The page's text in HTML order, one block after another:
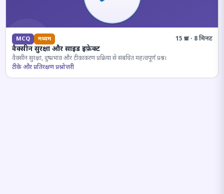
MCQ मध्यम 15 प्रश्न · 8 मिनट
वैक्सीन सुरक्षा और साइड इफ़ेक्ट
वैक्सीन सुरक्षा, दुष्प्रभाव और टीकाकरण प्रक्रिया से संबंधित महत्वपूर्ण प्रश्न।
टीके और प्रतिरक्षण प्रश्नोत्तरी